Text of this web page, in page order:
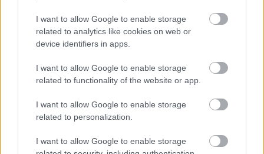
I want to allow Google to enable storage
related to analytics like cookies on web or
device identifiers in apps.
I want to allow Google to enable storage
related to functionality of the website or app.
I want to allow Google to enable storage
related to personalization.
I want to allow Google to enable storage
Hszi Csin-ping az amerikai elnökválasztás
eredményére és a januárban hivatalba
lépő második Trump-adminisztrációra
utalva kijelentette, hogy egy folytonos
átmenetet szeretne a két ország
kapcsolatában, valamint az
együttműködés kiterjesztésének és a
nézetkülönbségek kezelésének szándékát
hangoztatta.